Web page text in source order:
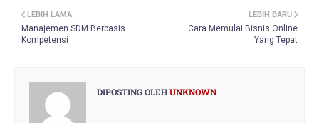
LEBIH BARU
Cara Memulai Bisnis Online
Yang Tepat
LEBIH LAMA
Manajemen SDM Berbasis
Kompetensi
DIPOSTING OLEHUNKNOWN